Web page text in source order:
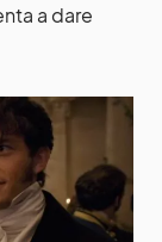
a dare